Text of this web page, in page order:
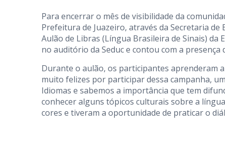
Para encerrar o mês de visibilidade da
Prefeitura de Juazeiro, através da Secretaria de
Aulão de Libras (Língua Brasileira de Sinais) da
no auditório da Seduc e contou com a presença
Durante o aulão, os participantes aprenderam
muito felizes por participar dessa campanha,
Idiomas e sabemos a importância que tem
conhecer alguns tópicos culturais sobre a
cores e tiveram a oportunidade de praticar o